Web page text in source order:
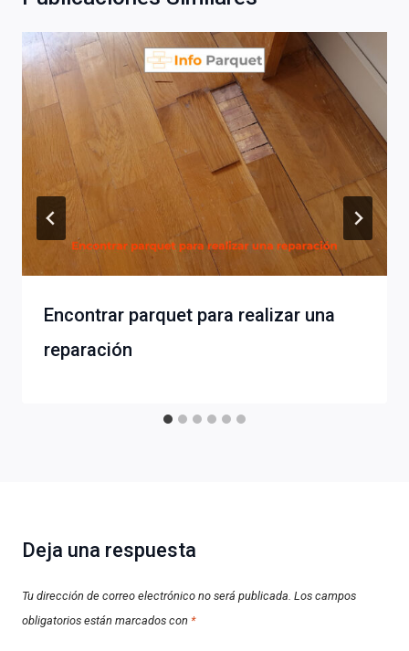
Encontrar parquet para realizar una
reparación
Deja una respuesta
Tu dirección de correo electrónico no será publicada. Los campos
obligatorios están marcados con *